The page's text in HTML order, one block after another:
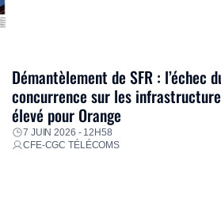
Démantèlement de SFR : l’échec
concurrence sur les
élevé pour Orange
7 JUIN 2026 - 12H58
CFE-CGC TÉLÉCOMS